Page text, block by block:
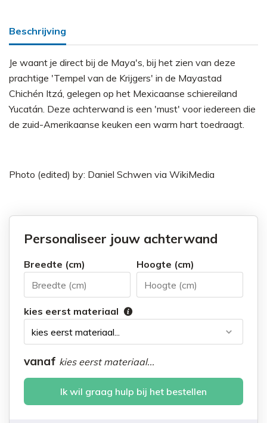
Beschrijving
Je waant je direct bij de Maya's, bij het zien van deze
prachtige 'Tempel van de Krijgers' in de Mayastad
Chichén Itzá, gelegen op het Mexicaanse schiereiland
Yucatán. Deze achterwand is een 'must' voor iedereen die
de zuid-Amerikaanse keuken een warm hart toedraagt.
Photo (edited) by: Daniel Schwen via WikiMedia
Personaliseer jouw achterwand
Breedte (cm) Hoogte (cm)
kies eerst materiaal
vanaf kies eerst materiaal...
Ik wil graag hulp bij het bestellen